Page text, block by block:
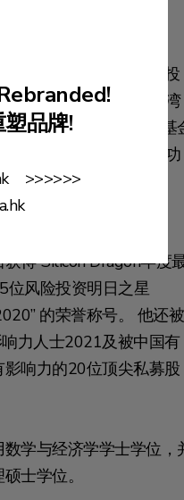
合伙人，他拥有约15年投
他负责带领戈壁创投大湾
一些与阿里巴巴创业者基
作伙伴。 此外，他还成功
包括Airwallex、
Brands及 WeLab。
得”Silicon Dragon年度
位风险投资明日之星
的荣誉称号。 他还被
力人士2021及被中国有
响力的20位顶尖私募股
学与经济学学士学位，
士学位。
品牌!
>>>>>>